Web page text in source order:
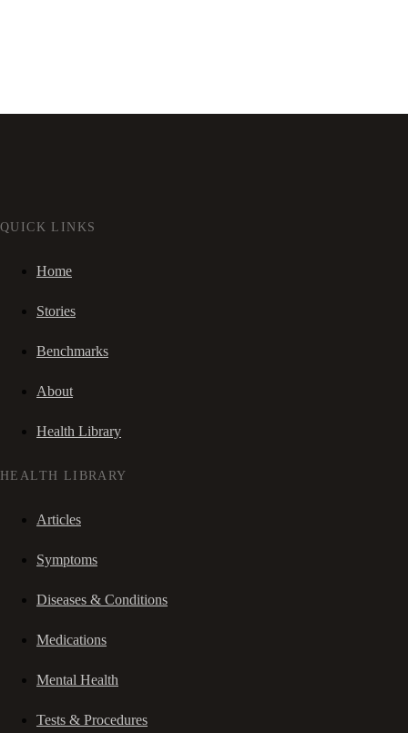
QUICK LINKS
Home
Stories
Benchmarks
About
Health Library
HEALTH LIBRARY
Articles
Symptoms
Diseases & Conditions
Medications
Mental Health
Tests & Procedures